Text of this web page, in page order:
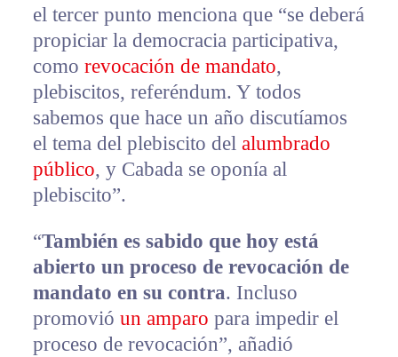
el tercer punto menciona que “se deberá
propiciar la democracia participativa,
como revocación de mandato,
plebiscitos, referéndum. Y todos
sabemos que hace un año discutíamos
el tema del plebiscito del alumbrado
público, y Cabada se oponía al
plebiscito”.
“También es sabido que hoy está
abierto un proceso de revocación de
mandato en su contra. Incluso
promovió un amparo para impedir el
proceso de revocación”, añadió